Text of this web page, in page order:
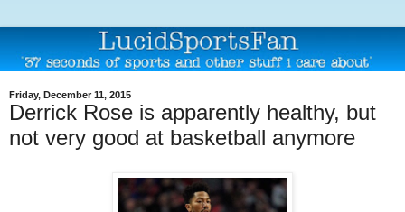
Friday, December 11, 2015
Derrick Rose is apparently healthy, but
not very good at basketball anymore